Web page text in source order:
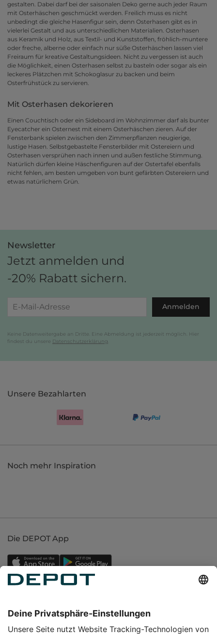
gestalten. Dabei darf bei der saisonalen Deko gerne auch jeder Raum
mit Osterhäschen geschmückt werden. Freilich muss es nicht
unbedingt die gleiche Hasenfigur sein, denn Osterhasen gibt es in
vielerlei Gestalt und aus unterschiedlichen Materialien. Osterhasen
aus Keramik und Holz, aus Textil- und Kunststoffen, fröhlich-muntere
oder freche, alberne oder einfach nur süße Osterhäschen lassen viel
Freiraum für kreative Gestaltungsideen. Nicht zu vergessen ist auch
die Möglichkeit, einen Osterhasen selbst zu basteln oder sogar als ein
leckeres Plätzchen mit Schokoglasur zu backen und beim
Osterfrühstück zu servieren.
Mit Osterhasen dekorieren
Einen Couchtisch oder ein Sideboard im Wohnzimmer darf als bunter
Eyecatcher ein Osternest mit einem Osterhäschen zieren. Auf der
Fensterbank spielen zwischen den Zimmerpflanzen neugierige,
lustige Hasen. Selbstgebastelte Fensterbilder mit Ostereiern und
Osterhasen versprühen nach innen und außen festliche Stimmung.
Natürlich dürfen kleine Häschenfiguren auf der Ostertafel ebenfalls
nicht fehlen, am besten umgeben von bunt gefärbten Ostereiern und
etwas natürlichem Grün.
Newsletter
Jetzt anmelden und
-20% Rabatt sichern.
Anmelden
Keine Datenweitergabe an Dritte. Eine Abmeldung ist jederzeit möglich. Hier
findest du unsere Datenschutzerklärung
Unsere Bezahlarten
Noch mehr Inspiration
Die DEPOT App